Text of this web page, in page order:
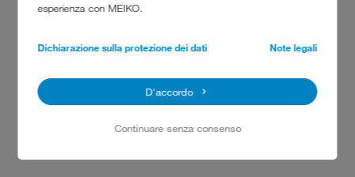
esperienza con MEIKO.
Dichiarazione sulla protezione dei dati Note legali
D'accordo
Continuare senza consenso
Shiphol e con 85 carrelli che servono quotidianamente 50 voli